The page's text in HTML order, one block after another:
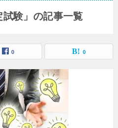
験」の記事一覧
0 0